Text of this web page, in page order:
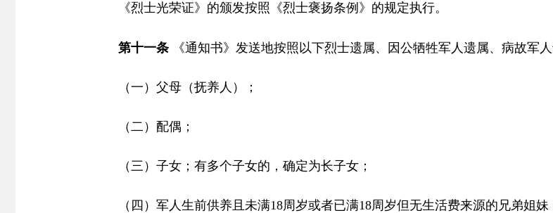
《烈士光荣证》的颁发按照《烈士褒扬条例》的规定执行。
第十一条 《通知书》发送地按照以下烈士遗属、因公牺牲军人遗属、病故军
（一）父母（抚养人）；
（二）配偶；
（三）子女；有多个子女的，确定为长子女；
（四）军人生前供养且未满18周岁或者已满18周岁但无生活费来源的兄弟姐